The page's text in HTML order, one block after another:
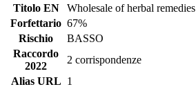
Titolo EN
Wholesale of herbal remedies
Forfettario 67%
Rischio
BASSO
Raccordo
2022
2 corrispondenze
Alias URL 1